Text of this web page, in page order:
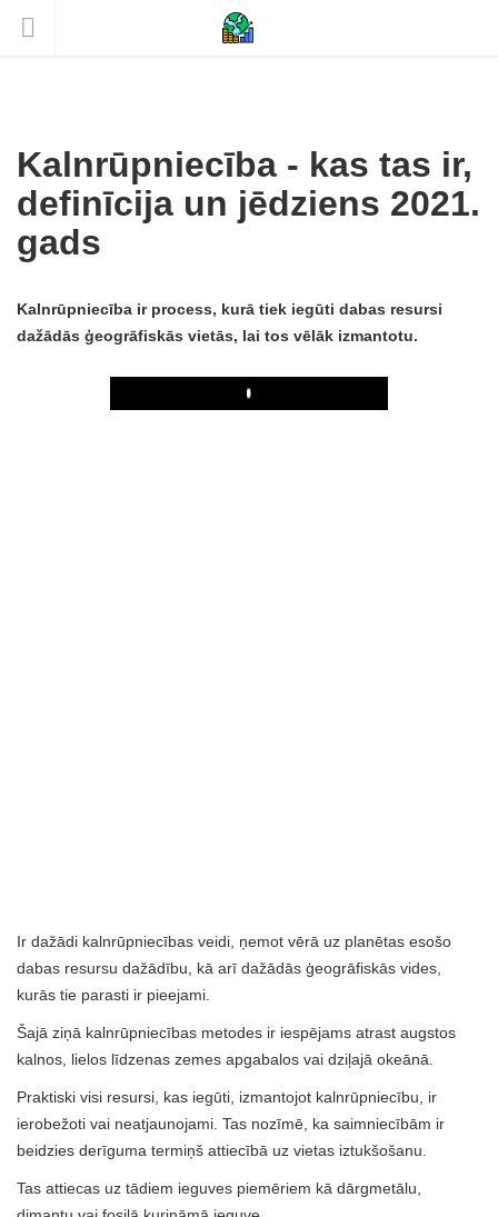
Kalnrūpniecība - kas tas ir,
definīcija un jēdziens 2021.
gads
Kalnrūpniecība ir process, kurā tiek iegūti dabas resursi
dažādās ģeogrāfiskās vietās, lai tos vēlāk izmantotu.
Play
Ir dažādi kalnrūpniecības veidi, ņemot vērā uz planētas esošo
dabas resursu dažādību, kā arī dažādās ģeogrāfiskās vides,
kurās tie parasti ir pieejami.
Šajā ziņā kalnrūpniecības metodes ir iespējams atrast augstos
kalnos, lielos līdzenas zemes apgabalos vai dziļajā okeānā.
Praktiski visi resursi, kas iegūti, izmantojot kalnrūpniecību, ir
ierobežoti vai neatjaunojami. Tas nozīmē, ka saimniecībām ir
beidzies derīguma termiņš attiecībā uz vietas iztukšošanu.
Tas attiecas uz tādiem ieguves piemēriem kā dārgmetālu,